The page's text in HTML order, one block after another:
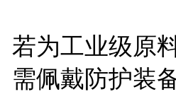
若为工业级原
需佩戴防护装